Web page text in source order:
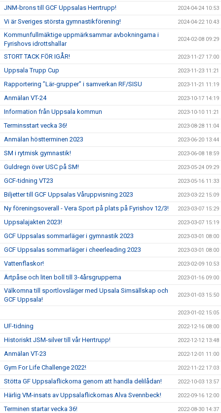
JNM-brons till GCF Uppsalas Herrtrupp! 2024-04-24 10:53
Vi är Sveriges största gymnastikförening! 2024-04-22 10:43
Kommunfullmäktige uppmärksammar avbokningarna i
Fyrishovs idrottshallar
2024-02-08 09:29
STORT TACK FÖR IGÅR! 2023-11-27 17:00
Uppsala Trupp Cup 2023-11-23 11:21
Rapportering ”Lär-grupper” i samverkan RF/SISU 2023-11-21 11:19
Anmälan VT-24 2023-10-17 14:19
Information från Uppsala kommun 2023-10-10 11:21
Terminsstart vecka 36! 2023-08-28 11:04
Anmälan höstterminen 2023 2023-06-20 13:44
SM i rytmisk gymnastik! 2023-06-08 18:59
Guldregn över USC på SM! 2023-05-24 09:29
GCF-tidning VT23 2023-05-16 11:33
Biljetter till GCF Uppsalas Våruppvisning 2023 2023-03-22 15:09
Ny föreningsoverall - Vera Sport på plats på Fyrishov 12/3! 2023-03-07 15:29
Uppsalajakten 2023! 2023-03-07 15:19
GCF Uppsalas sommarläger i gymnastik 2023 2023-03-01 08:00
GCF Uppsalas sommarläger i cheerleading 2023 2023-03-01 08:00
Vattenflaskor! 2023-02-09 10:53
Ärtpåse och liten boll till 3-4årsgrupperna 2023-01-16 09:00
Välkomna till sportlovsläger med Upsala Simsällskap och
GCF Uppsala!
2023-01-03 15:50
2023-01-02 15:05
UF-tidning 2022-12-16 08:00
Historiskt JSM-silver till vår Herrtrupp! 2022-12-12 13:48
Anmälan VT-23 2022-12-01 11:00
Gym For Life Challenge 2022! 2022-11-22 17:03
Stötta GF Uppsalaflickorna genom att handla delilådan! 2022-10-03 13:57
Härlig VM-insats av Uppsalaflickornas Alva Svennbeck! 2022-09-16 12:00
Terminen startar vecka 36! 2022-08-30 14:37